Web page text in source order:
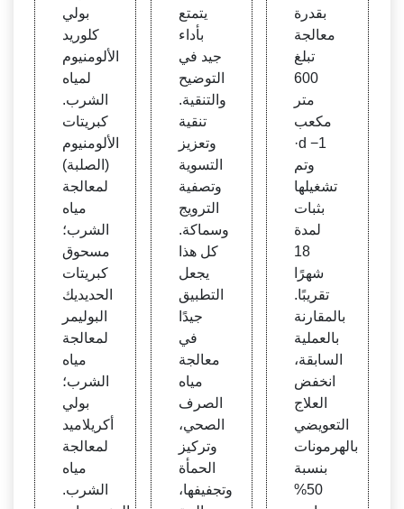
بولي
كلوريد
الألومنيوم
لمياه
الشرب.
كبريتات
الألومنيوم
(الصلبة)
لمعالجة
مياه
الشرب؛
مسحوق
كبريتات
الحديديك
البوليمر
لمعالجة
مياه
الشرب؛
بولي
أكريلاميد
لمعالجة
مياه
الشرب.
يتمتع
بأداء
جيد في
التوضيح
والتنقية.
تنقية
وتعزيز
التسوية
وتصفية
الترويج
وسماكة.
كل هذا
يجعل
التطبيق
جيدًا
في
معالجة
مياه
الصرف
الصحي،
وتركيز
الحمأة
وتجفيفها،
بقدرة
معالجة
تبلغ
600
متر
مكعب
·d −1
وتم
تشغيلها
بثبات
لمدة
18
شهرًا
تقريبًا.
بالمقارنة
بالعملية
السابقة،
انخفض
العلاج
التعويضي
بالهرمونات
بنسبة
50%